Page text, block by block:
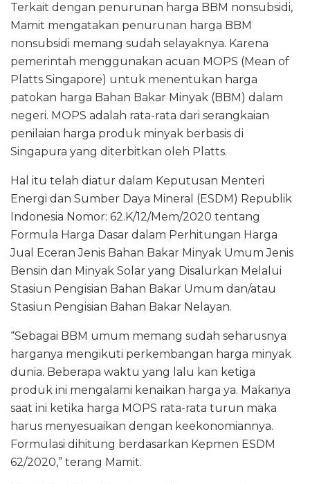
Terkait dengan penurunan harga BBM nonsubsidi,
Mamit mengatakan penurunan harga BBM
nonsubsidi memang sudah selayaknya. Karena
pemerintah menggunakan acuan MOPS (Mean of
Platts Singapore) untuk menentukan harga
patokan harga Bahan Bakar Minyak (BBM) dalam
negeri. MOPS adalah rata-rata dari serangkaian
penilaian harga produk minyak berbasis di
Singapura yang diterbitkan oleh Platts.
Hal itu telah diatur dalam Keputusan Menteri
Energi dan Sumber Daya Mineral (ESDM) Republik
Indonesia Nomor: 62.K/12/Mem/2020 tentang
Formula Harga Dasar dalam Perhitungan Harga
Jual Eceran Jenis Bahan Bakar Minyak Umum Jenis
Bensin dan Minyak Solar yang Disalurkan Melalui
Stasiun Pengisian Bahan Bakar Umum dan/atau
Stasiun Pengisian Bahan Bakar Nelayan.
“Sebagai BBM umum memang sudah seharusnya
harganya mengikuti perkembangan harga minyak
dunia. Beberapa waktu yang lalu kan ketiga
produk ini mengalami kenaikan harga ya. Makanya
saat ini ketika harga MOPS rata-rata turun maka
harus menyesuaikan dengan keekonomiannya.
Formulasi dihitung berdasarkan Kepmen ESDM
62/2020,” terang Mamit.